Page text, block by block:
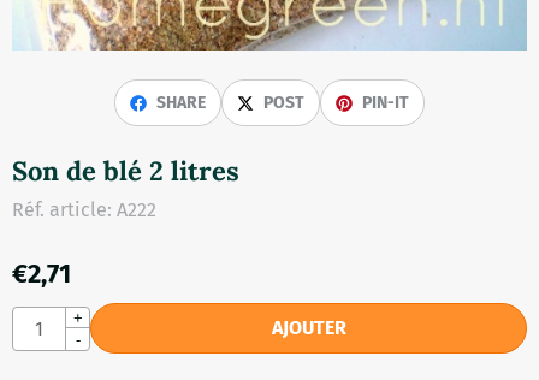
SHARE POST PIN-IT
Son de blé 2 litres
Réf. article: A222
€2,71
Quantité
+
-
AJOUTER